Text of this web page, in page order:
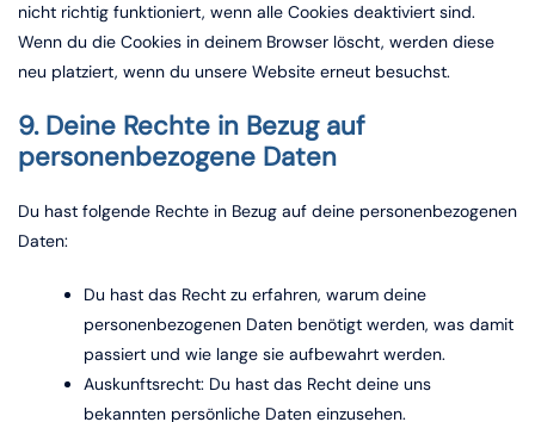
nicht richtig funktioniert, wenn alle Cookies deaktiviert sind.
Wenn du die Cookies in deinem Browser löscht, werden diese
neu platziert, wenn du unsere Website erneut besuchst.
9. Deine Rechte in Bezug auf
personenbezogene Daten
Du hast folgende Rechte in Bezug auf deine personenbezogenen
Daten:
Du hast das Recht zu erfahren, warum deine
personenbezogenen Daten benötigt werden, was damit
passiert und wie lange sie aufbewahrt werden.
Auskunftsrecht: Du hast das Recht deine uns
bekannten persönliche Daten einzusehen.